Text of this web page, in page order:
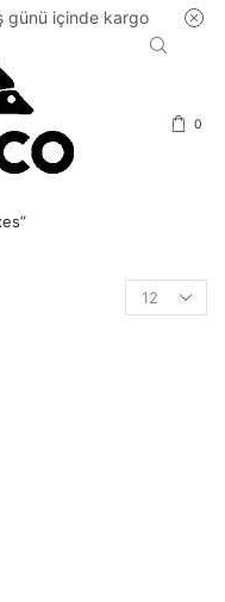
günü içinde kargo
0
Products
per